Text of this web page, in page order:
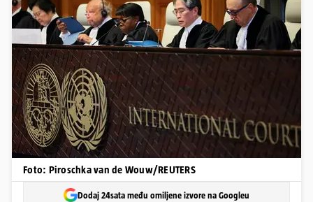
Foto: Piroschka van de Wouw/REUTERS
Dodaj 24sata među omiljene izvore na Googleu